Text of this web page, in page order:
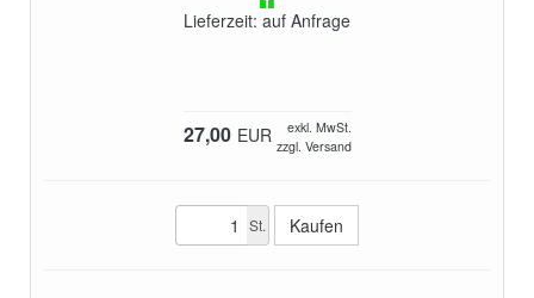
Lieferzeit: auf Anfrage
27,00 EUR
exkl. MwSt.
zzgl. Versand
St.